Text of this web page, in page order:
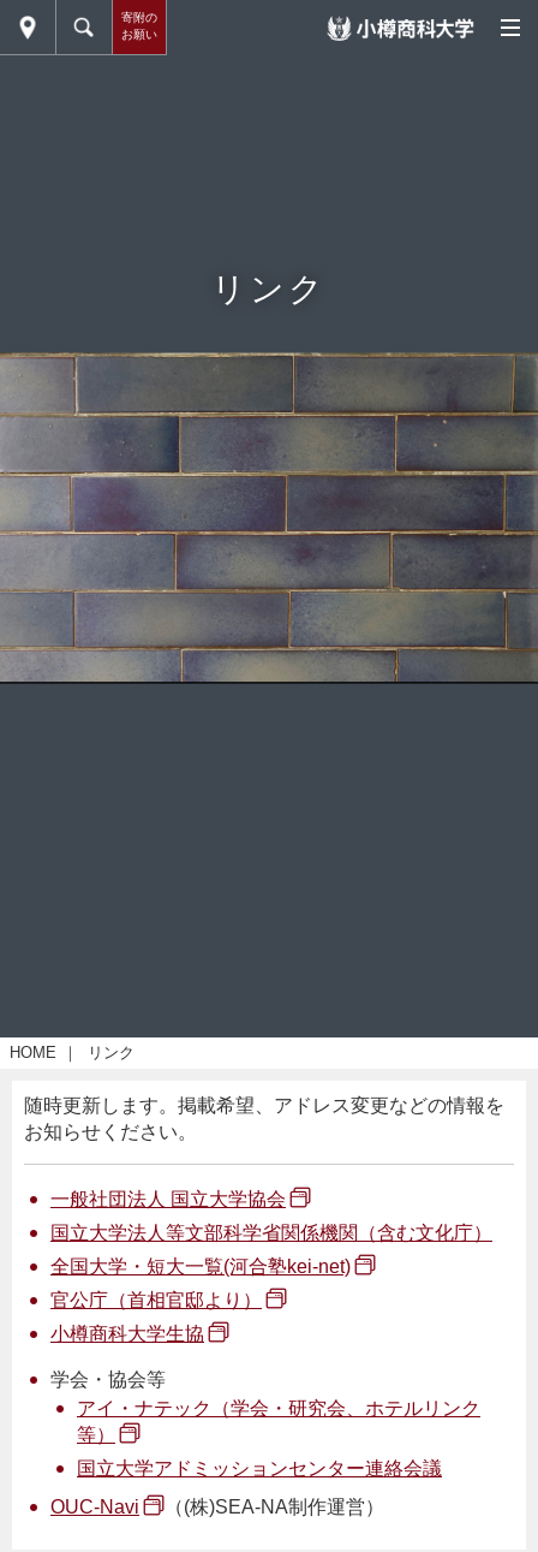
寄附の
お願い
リンク
HOME ｜ リンク
随時更新します。掲載希望、アドレス変更などの情報を
お知らせください。
一般社団法人 国立大学協会
国立大学法人等文部科学省関係機関（含む文化庁）
全国大学・短大一覧(河合塾kei-net)
官公庁（首相官邸より）
小樽商科大学生協
学会・協会等
アイ・ナテック（学会・研究会、ホテルリンク
等）
国立大学アドミッションセンター連絡会議
OUC-Navi
（(株)SEA-NA制作運営）